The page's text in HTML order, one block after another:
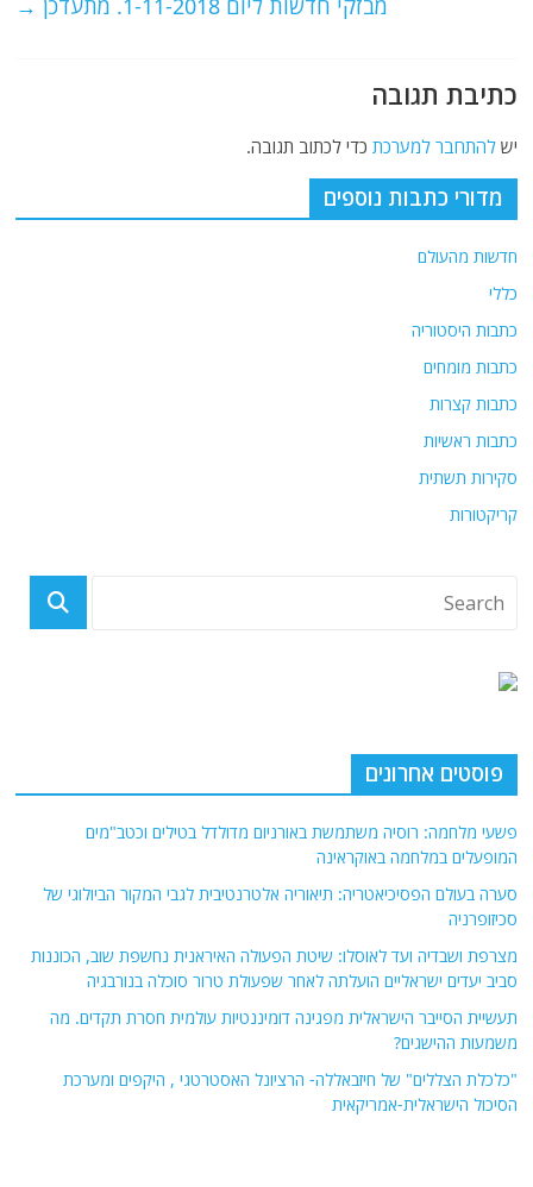
k
מבזקי חדשות ליום 1-11-2018. מתעדכן →
כתיבת תגובה
ישלהתחבר למערכת כדי לכתוב תגובה.
מדורי כתבות נוספים
חדשות מהעולם
כללי
כתבות היסטוריה
כתבות מומחים
כתבות קצרות
כתבות ראשיות
סקירות תשתית
קריקטורות
פוסטים אחרונים
פשעי מלחמה: רוסיה משתמשת באורניום מדולדל בטילים וכטב"מים
המופעלים במלחמה באוקראינה
סערה בעולם הפסיכיאטריה: תיאוריה אלטרנטיבית לגבי המקור הביולוגי של
סכיזופרניה
מצרפת ושבדיה ועד לאוסלו: שיטת הפעולה האיראנית נחשפת שוב, הכוננות
סביב יעדים ישראליים הועלתה לאחר שפעולת טרור סוכלה בנורבגיה
תעשיית הסייבר הישראלית מפגינה דומיננטיות עולמית חסרת תקדים. מה
משמעות ההישגים?
"כלכלת הצללים" של חיזבאללה- הרציונל האסטרטגי , היקפים ומערכת
הסיכול הישראלית-אמריקאית